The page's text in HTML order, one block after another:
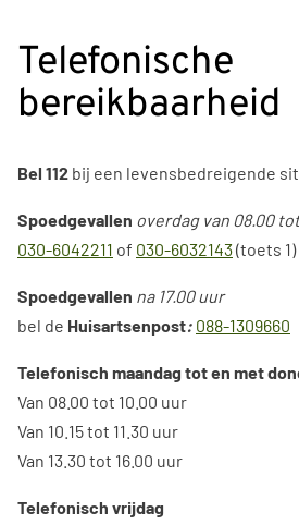
Telefonische
bereikbaarheid
Bel 112 bij een levensbedreigende
Spoedgevallen overdag van 08.00
030-6042211 of 030-6032143(toets 1)
Spoedgevallen na 17.00 uur
bel de Huisartsenpost: 088-1309660
Telefonisch maandag tot en met
Van 08.00 tot 10.00 uur
Van 10.15 tot 11.30 uur
Van 13.30 tot 16.00 uur
Telefonisch vrijdag